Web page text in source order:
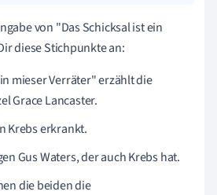
von "Das Schicksal ist ein
diese Stichpunkte an:
mieser Verräter" erzählt die
Grace Lancaster.
Krebs erkrankt.
Gus Waters, der auch Krebs hat.
die beiden die